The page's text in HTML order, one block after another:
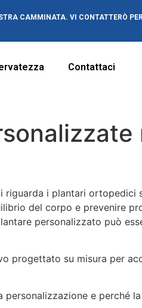
CAMMINATA. VI CONTATTERÒ
Contattaci
riguarda i plantari ortopedici
del corpo e prevenire
personalizzato può
progettato su misura per
e perché